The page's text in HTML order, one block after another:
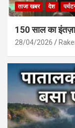
ताजा खबर देश
150 साल का
28/04/2026